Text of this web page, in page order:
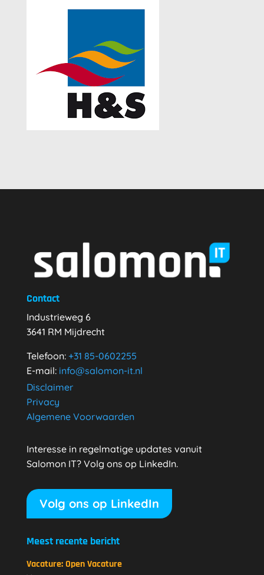
Contact
Industrieweg 6
3641 RM Mijdrecht
Telefoon: +31 85-0602255
E-mail: info@salomon-it.nl
Disclaimer
Privacy
Algemene Voorwaarden
Interesse in regelmatige updates vanuit
Salomon IT? Volg ons op LinkedIn.
Volg ons op LinkedIn
Meest recente bericht
Vacature: Open Vacature